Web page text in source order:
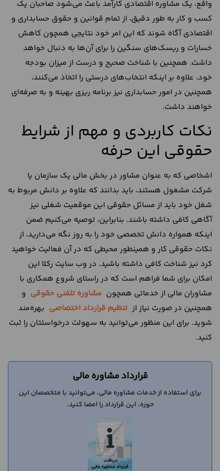
واقع، یک مشاوره اقتصادی کارآمد باعث می‌شود صاحبان یک
کسب و کار به طور دقیق، از تمام قوانین و حقوق حسابداری و
اقتصادی آگاه شوند که این امر خود نتایجی همچون کاهش
خسارات و ریسک‌های سنگین را برای آن‌ها به دنبال خواهد
داشت. همچنین با شناخت صحیح و درست از میزان بودجه
خود، علاوه بر اینکه انتخاب‌های درستی را اتخاذ می‌کنند،
همچنین در امور حسابداری نیز برنامه‌ ریزی بهینه و به صرفه‌ای
خواهند داشت.
نکات کاربردی و مهم از شرایط
حقوقی این حرفه
اشخاصی که به عنوان مشاور در بخش مالی یک سازمان یا
شرکت مشغول هستند، باید بدانند که علاوه بر دانش مربوط به
شغل خود باید از مسائل حقوقی این موقعیت شغلی نیز
آگاهی کافی داشته باشند. بنابراین، توصیه می‌کنیم ضمن
اینکه همواره دانش تخصصی خود را به روز نگه می‌دارید، از
نکات حقوقی کار و همینطور محیطی که در آن فعالیت خواهید
کرد نیز شناخت کافی داشته باشید. در وب سایت رکلا این
امکان برای شما فراهم است که در راستای شروع همکاری با
مشاوران مالی از خدماتی همچون مشاوره تلفنی حقوقی و
همچنین در صورت نیاز از تنظیم قرارداد اختصاصی بهره‌مند
شوید. برای این منظور می‌توانید به سهولت درخواستتان را ثبت
کنید.
قرارداد مشاوره مالی
برای استفاده از خدمات مشاوره مالی، می‌توانید با متخصصان این
حوزه، این قرارداد را امضا کنید.